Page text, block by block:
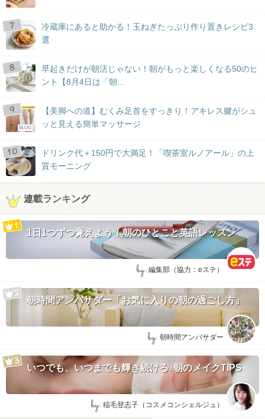
冷蔵庫にあると助かる！玉ねぎたっぷり作り置きレシピ3
選
早起きだけが朝活じゃない！朝がもっと楽しくなる50のヒ
ント【8月4日は「朝...
BLOG
【美脚への道】むくみ足首をすっきり！アキレス腱がシュ
ッと見える簡単マッサージ
ドリンク代＋150円で大満足！「喫茶室ルノアール」の上
質モーニング
連載ランキング
1日1つずつ覚えよう！朝のひとこと英語レッスン
by: 編集部（協力：eステ）
朝時間アンバサダー「お気に入りの朝の過ごし方」
by: 朝時間アンバサダー
いつでも、いつまでも輝き続ける♪朝のメイクTIPS
by: 稲毛登志子（コスメコンシェルジュ）